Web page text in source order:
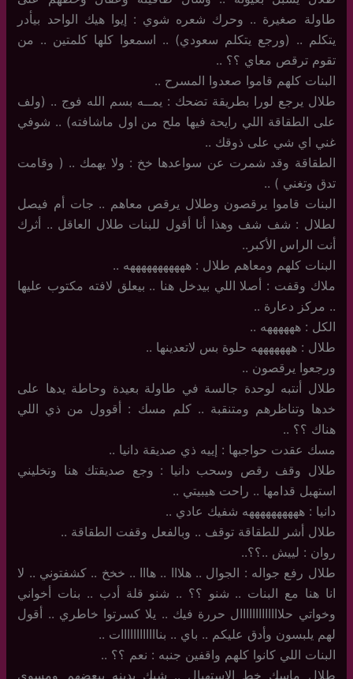
طاولة صغيرة .. وحرك شعره شوي : إيوا هيك الواحد بيأدر
يتكلم .. (ورجع يتكلم سعودي) .. اسمعوا كلها كلمتين .. من
تقوم ترقص معاي ؟؟ ..
البنات كلهم قاموا صعدوا المسرح ..
طلال يرجع لورا بطريقة تضحك : يمــه بسم الله فوج .. (ولف
على الطقاقة اللي رايحة فيها ملح من اول ماشافته) .. شوفي
غني اي شي على ذوقك ..
الطقاقة وقد شمرت عن سواعدها خخ : ولا يهمك .. ( وقامت
تدق وتغني ) ..
البنات قاموا يرقصون وطلال يرقص معاهم .. جات أم فيصل
لطلال : شف شف وهذا أنا أقول للبنات طلال العاقل .. أثرك
أنت الراس الأكبر..
البنات كلهم ومعاهم طلال : هههههههههههه ..
ملاك وقفت : أصلا اللي بيدخل هنا .. بيعلق لافته مكتوب عليها
.. مركز دعارة ..
الكل : ههههههه ..
طلال : هههههههه حلوة بس لاتعدينها ..
ورجعوا يرقصون ..
طلال أنتبه لوحدة جالسة في طاولة بعيدة وحاطة يدها على
خدها وتناظرهم ومتنقبة .. كلم مسك : أقوول من ذي اللي
هناك ؟؟ ..
مسك عقدت حواجبها : إييه ذي صديقة دانيا ..
طلال وقف رقص وسحب دانيا : وجع صديقتك هنا وتخليني
استهبل قدامها .. راحت هيبيتي ..
دانيا : ههههههههههه شفيك عادي ..
طلال أشر للطقاقة توقف .. وبالفعل وقفت الطقاقة ..
روان : لييش ..؟؟..
طلال رفع جواله : الجوال .. هلااا .. هااا .. خخخ .. كشفتوني .. لا
انا هنا مع البنات .. شنو ؟؟ .. شنو قلة أدب .. بنات أخواني
وخواتي حلااااااااااااال حررة فيك .. يلا كسرتوا خاطري .. أقول
لهم يلبسون وأدق عليكم .. باي .. بناااااااااااات ..
البنات اللي كانوا كلهم واقفين جنبه : نعم ؟؟ ..
طلال ماسك خط الإستهبال .. شبك يدينه ببعضهم ومسوي